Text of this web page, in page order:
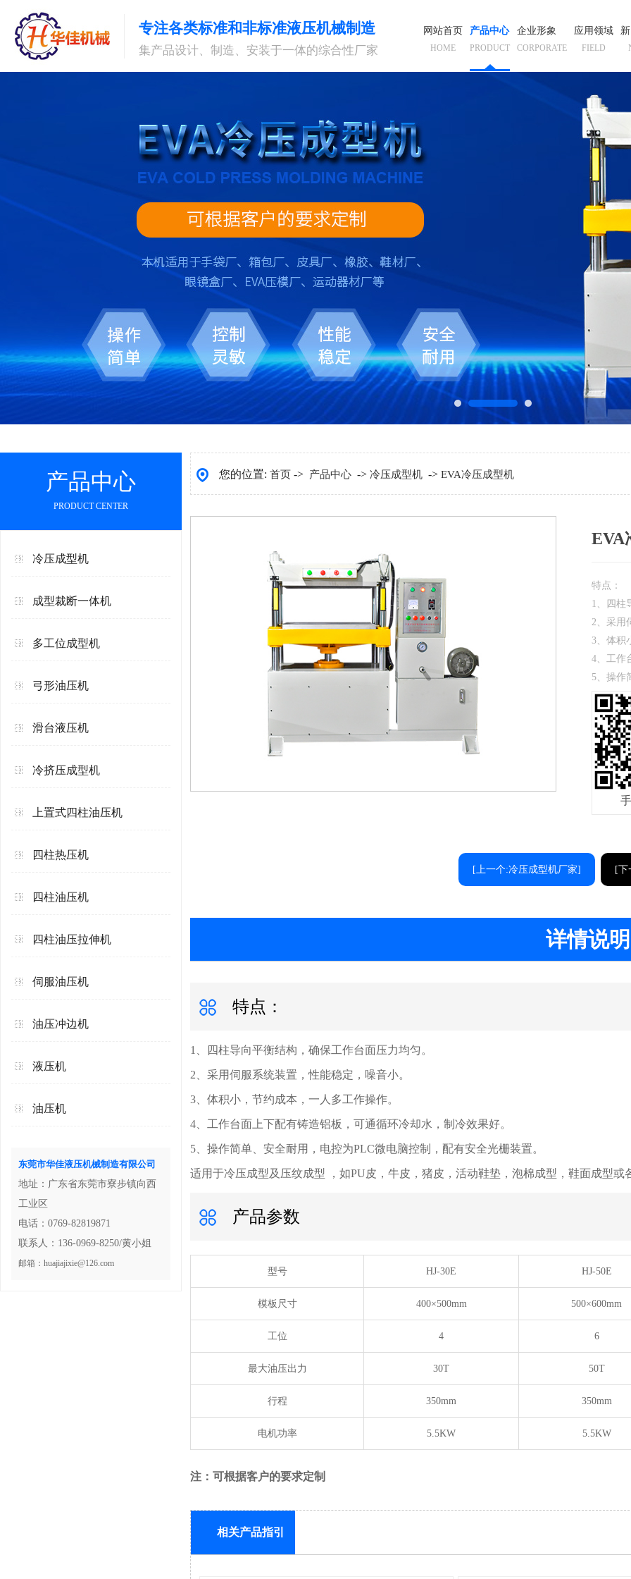
专注各类标准和非标准液压机械制造
集产品设计、制造、安装于一体的综合性厂家
网站首页
HOME
产品中心
PRODUCT
企业形象
CORPORATE
应用领域
FIELD
产品中心
PRODUCT CENTER
冷压成型机
成型裁断一体机
多工位成型机
弓形油压机
滑台液压机
冷挤压成型机
上置式四柱油压机
四柱热压机
四柱油压机
四柱油压拉伸机
伺服油压机
油压冲边机
液压机
油压机
东莞市华佳液压机械制造有限公司
地址：广东省东莞市寮步镇向西
工业区
电话：0769-82819871
联系人：136-0969-8250/黄小姐
邮箱：huajiajixie@126.com
您的位置: 首页 -> 产品中心 -> 冷压成型机 -> EVA冷压成型机
EVA
特点：
1、四柱
2、采用
3、体积
4、工作
5、操作
[上一个:冷压成型机厂家] [下
详情说明
特点：
1、四柱导向平衡结构，确保工作台面压力均匀。
2、采用伺服系统装置，性能稳定，噪音小。
3、体积小，节约成本，一人多工作操作。
4、工作台面上下配有铸造铝板，可通循环冷却水，制冷效果好。
5、操作简单、安全耐用，电控为PLC微电脑控制，配有安全光栅装置。
适用于冷压成型及压纹成型 ，如PU皮，牛皮，猪皮，活动鞋垫，泡棉成型，鞋面成型或
产品参数
型号 HJ-30E HJ-50E
模板尺寸 400×500mm 500×600mm
工位 4 6
最大油压出力 30T 50T
行程 350mm 350mm
电机功率 5.5KW 5.5KW
注：可根据客户的要求定制
相关产品指引